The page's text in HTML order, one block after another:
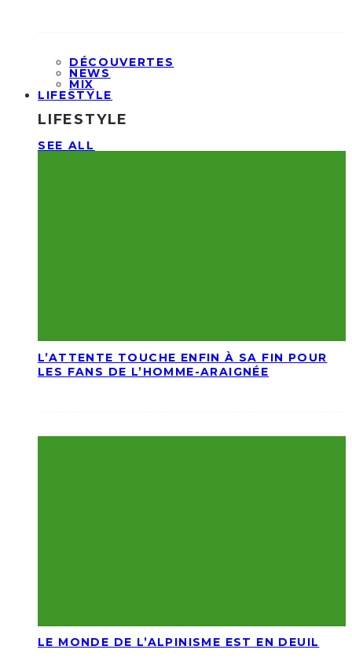
DÉCOUVERTES
NEWS
MIX
LIFESTYLE
LIFESTYLE
SEE ALL
L’ATTENTE TOUCHE ENFIN À SA FIN POUR
LES FANS DE L’HOMME-ARAIGNÉE
LE MONDE DE L’ALPINISME EST EN DEUIL